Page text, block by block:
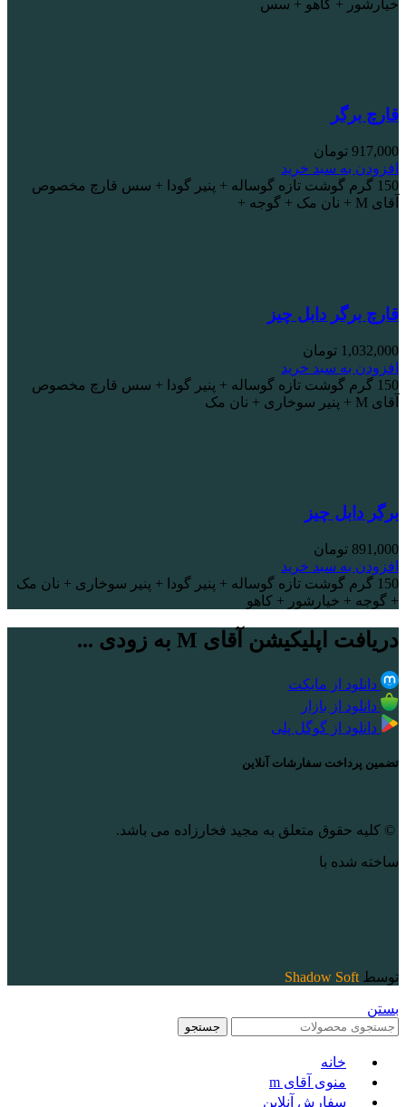
خیارشور + کاهو + سس
قارچ برگر
917,000 تومان
افزودن به سبد خرید
150 گرم گوشت تازه گوساله + پنیر گودا + سس قارچ مخصوص
آقای M + نان مک + گوجه +
قارچ برگر دابل چیز
1,032,000 تومان
افزودن به سبد خرید
150 گرم گوشت تازه گوساله + پنیر گودا + سس قارچ مخصوص
آقای M + پنیر سوخاری + نان مک
برگر دابل چیز
891,000 تومان
افزودن به سبد خرید
150 گرم گوشت تازه گوساله + پنیر گودا + پنیر سوخاری + نان مک
+ گوجه + خیارشور + کاهو
دریافت اپلیکیشن آقای M به زودی ...
دانلود از مایکت
دانلود از بازار
دانلود از گوگل پلی
تضمین پرداخت سفارشات آنلاین
© کلیه حقوق متعلق به مجید فخارزاده می باشد.
ساخته شده با
توسط Shadow Soft
بستن
جستجو
خانه
منوی آقای m
سفارش آنلاین